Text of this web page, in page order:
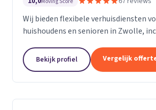
Wij bieden flexibele verhuisdiensten
huishoudens en senioren in Zwolle,
zorginstellingen.
Bekijk profiel Vergelijk